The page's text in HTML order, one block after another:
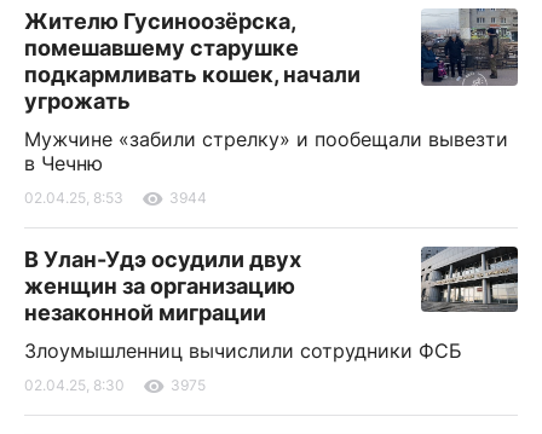
Жителю Гусиноозёрска,
помешавшему старушке
подкармливать кошек, начали
угрожать
Мужчине «забили стрелку» и пообещали вывезти
в Чечню
02.04.25, 8:53 3944
В Улан-Удэ осудили двух
женщин за организацию
незаконной миграции
Злоумышленниц вычислили сотрудники ФСБ
02.04.25, 8:30 3975